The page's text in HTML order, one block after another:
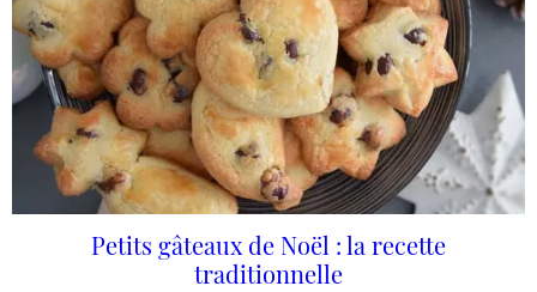
Petits gâteaux de Noël : la recette
traditionnelle